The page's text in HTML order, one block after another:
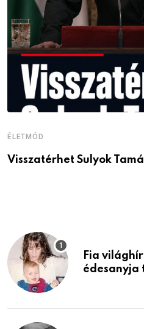
ÉLETMÓD
Visszatérhet Sulyok
Fia
édesanyja